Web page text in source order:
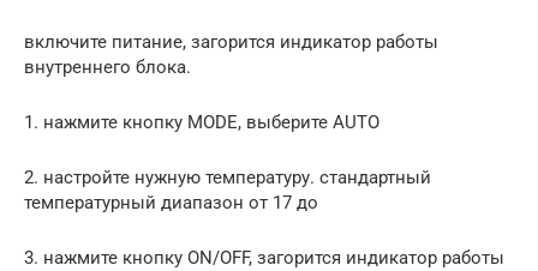
включите питание, загорится индикатор работы
внутреннего блока.
1. нажмите кнопку MODE, выберите AUTO
2. настройте нужную температуру. стандартный
температурный диапазон от 17 до
3. нажмите кнопку ON/OFF, загорится индикатор работы